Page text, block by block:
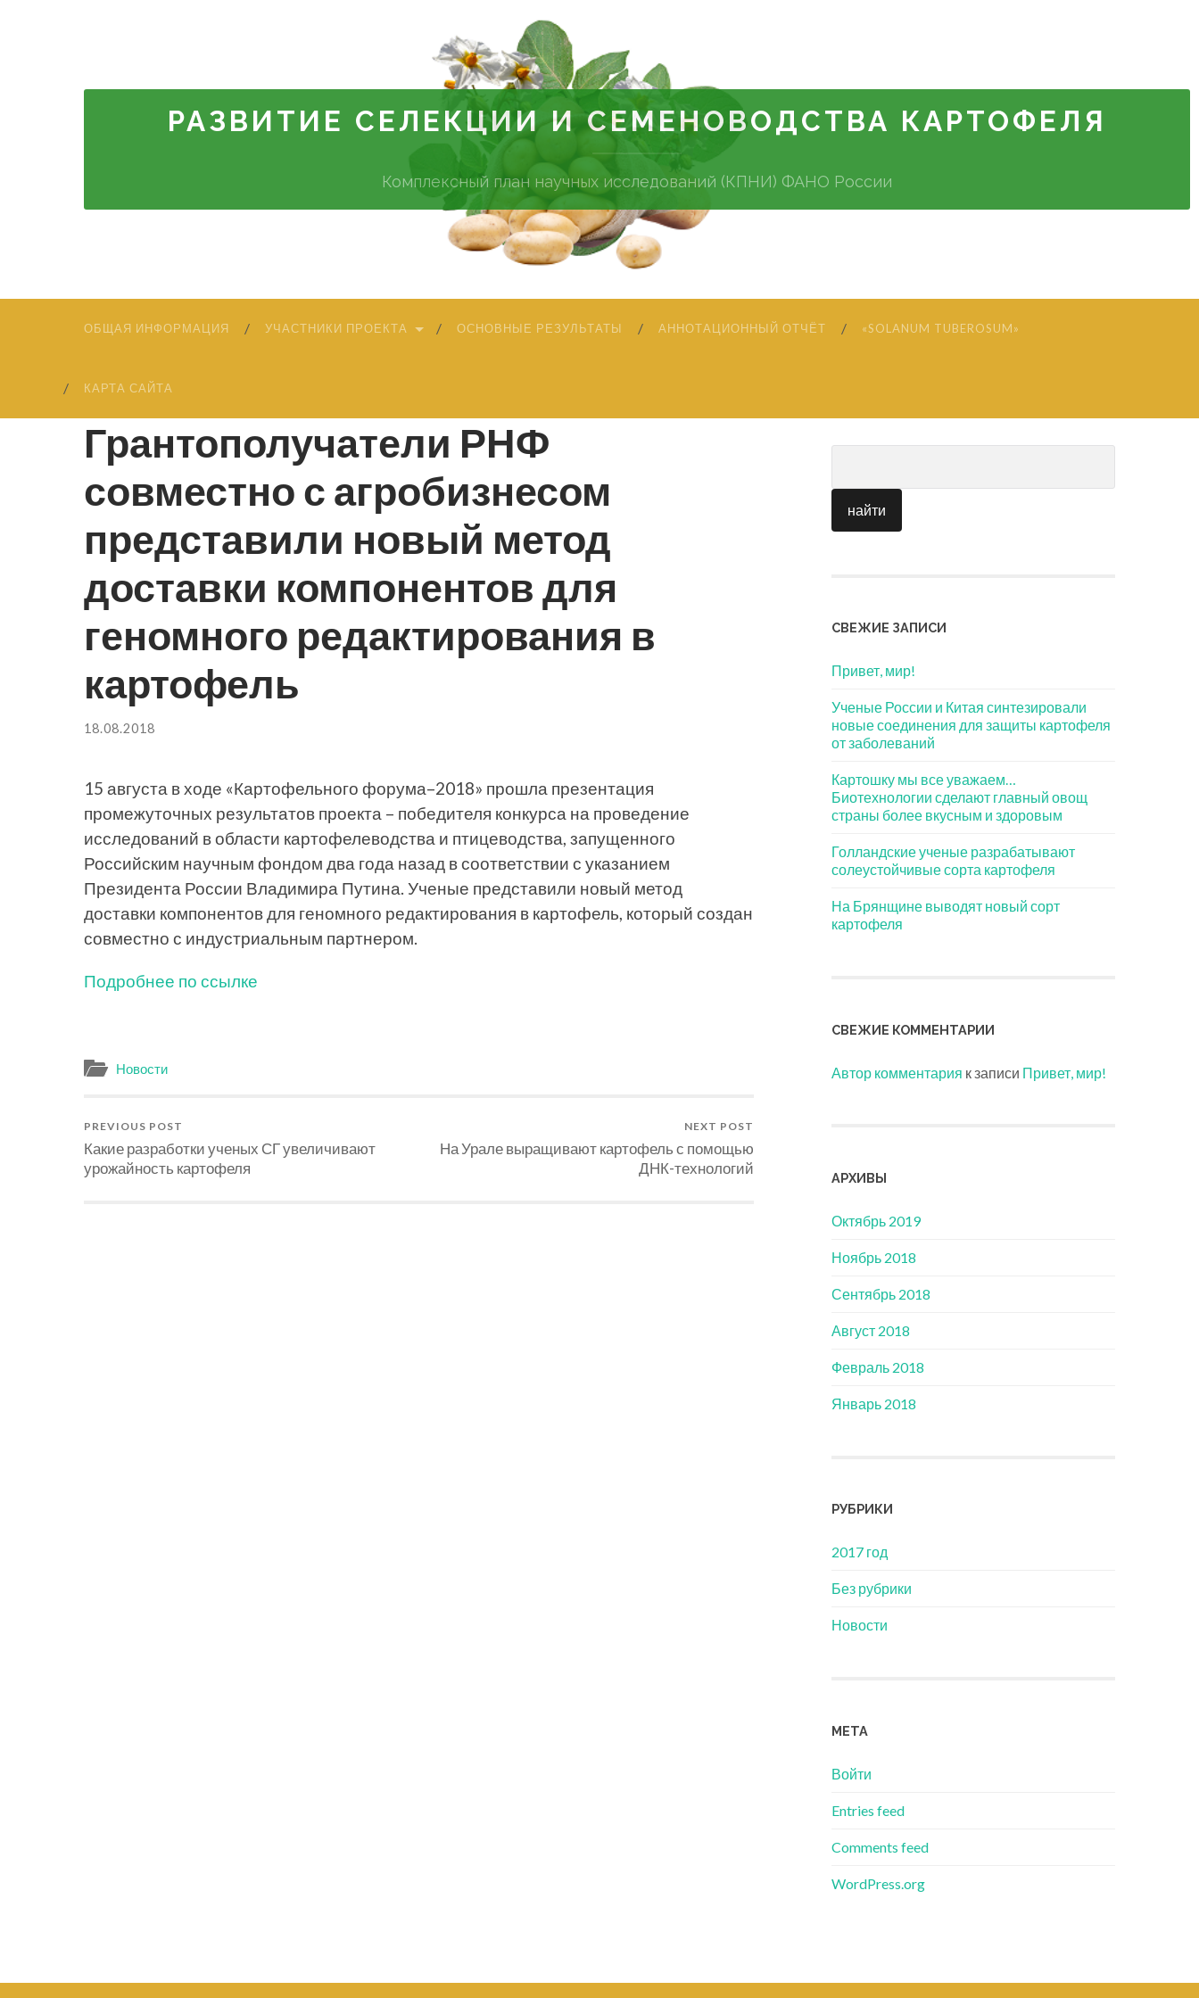
РАЗВИТИЕ СЕЛЕКЦИИ И СЕМЕНОВОДСТВА КАРТОФЕЛЯ
Комплексный план научных исследований (КПНИ) ФАНО России
ОБЩАЯ ИНФОРМАЦИЯ УЧАСТНИКИ ПРОЕКТА ОСНОВНЫЕ РЕЗУЛЬТАТЫ АННОТАЦИОННЫЙ ОТЧЁТ «SOLANUM TUBEROSUM»
КАРТА САЙТА
Грантополучатели РНФ
совместно с агробизнесом
представили новый метод
доставки компонентов для
геномного редактирования в
картофель
18.08.2018
15 августа в ходе «Картофельного форума–2018» прошла презентация
промежуточных результатов проекта – победителя конкурса на проведение
исследований в области картофелеводства и птицеводства, запущенного
Российским научным фондом два года назад в соответствии с указанием
Президента России Владимира Путина. Ученые представили новый метод
доставки компонентов для геномного редактирования в картофель, который создан
совместно с индустриальным партнером.
Подробнее по ссылке
Новости
PREVIOUS POST
Какие разработки ученых СГ увеличивают
урожайность картофеля
NEXT POST
На Урале выращивают картофель с помощью
ДНК-технологий
СВЕЖИЕ ЗАПИСИ
Привет, мир!
Ученые России и Китая синтезировали
новые соединения для защиты картофеля
от заболеваний
Картошку мы все уважаем…
Биотехнологии сделают главный овощ
страны более вкусным и здоровым
Голландские ученые разрабатывают
солеустойчивые сорта картофеля
На Брянщине выводят новый сорт
картофеля
СВЕЖИЕ КОММЕНТАРИИ
Автор комментария к записи Привет, мир!
АРХИВЫ
Октябрь 2019
Ноябрь 2018
Сентябрь 2018
Август 2018
Февраль 2018
Январь 2018
РУБРИКИ
2017 год
Без рубрики
Новости
МЕТА
Войти
Entries feed
Comments feed
WordPress.org